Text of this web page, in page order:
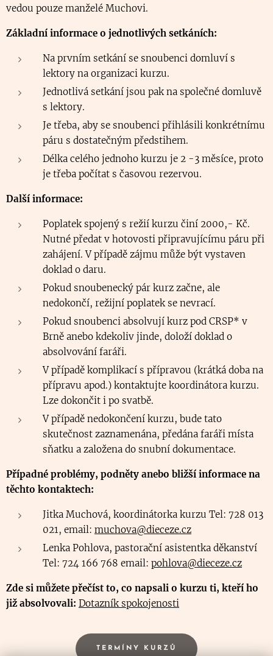
vedou pouze manželé Muchovi.
Základní informace o jednotlivých setkáních:
Na prvním setkání se snoubenci domluví s
lektory na organizaci kurzu.
Jednotlivá setkání jsou pak na společné domluvě
s lektory.
Je třeba, aby se snoubenci přihlásili konkrétnímu
páru s dostatečným předstihem.
Délka celého jednoho kurzu je 2 -3 měsíce, proto
je třeba počítat s časovou rezervou.
Další informace:
Poplatek spojený s režií kurzu činí 2000,- Kč.
Nutné předat v hotovosti připravujícímu páru při
zahájení. V případě zájmu může být vystaven
doklad o daru.
Pokud snoubenecký pár kurz začne, ale
nedokončí, režijní poplatek se nevrací.
Pokud snoubenci absolvují kurz pod CRSP* v
Brně anebo kdekoliv jinde, doloží doklad o
absolvování faráři.
V případě komplikací s přípravou (krátká doba na
přípravu apod.) kontaktujte koordinátora kurzu.
Lze dokončit i po svatbě.
V případě nedokončení kurzu, bude tato
skutečnost zaznamenána, předána faráři místa
sňatku a založena do snubní dokumentace.
Případné problémy, podněty anebo bližší informace na
těchto kontaktech:
Jitka Muchová, koordinátorka kurzu Tel: 728 013
021, email: muchova@dieceze.cz
Lenka Pohlova, pastorační asistentka děkanství
Tel: 724 166 768 email: pohlova@dieceze.cz
Zde si můžete přečíst to, co napsali o kurzu ti, kteří ho
již absolvovali: Dotazník spokojenosti
TERMÍNY KURZŮ